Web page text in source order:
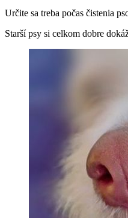
Určite sa treba počas čistenia
Starší psy si celkom dobre